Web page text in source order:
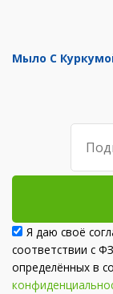
Мыло С
Я даю своё
соответствии с
определённых в